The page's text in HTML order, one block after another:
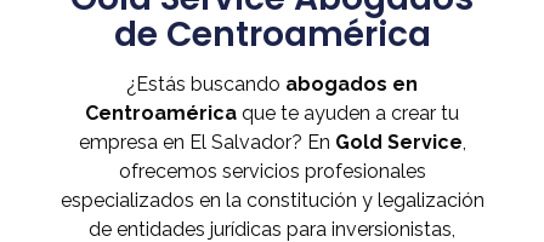
de Centroamérica
¿Estás buscando abogados en
Centroamérica que te ayuden a crear tu
empresa en El Salvador? En Gold Service,
ofrecemos servicios profesionales
especializados en la constitución y legalización
de entidades jurídicas para inversionistas,